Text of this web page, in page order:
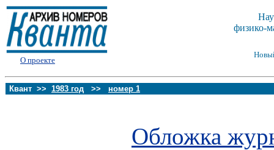
О проекте
физико-
Квант >> 1983 год >> номер 1
Обложка